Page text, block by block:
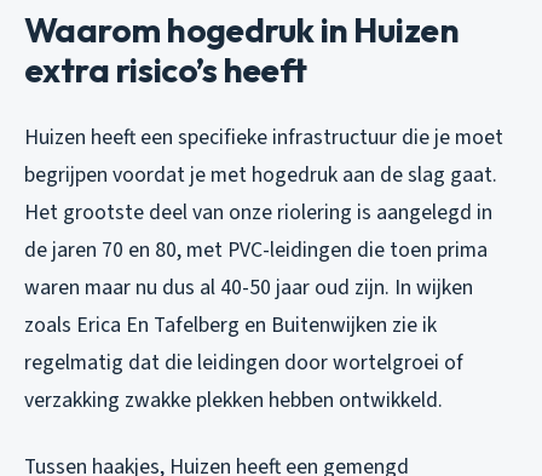
Waarom hogedruk in Huizen
extra risico’s heeft
Huizen heeft een specifieke infrastructuur die je moet
begrijpen voordat je met hogedruk aan de slag gaat.
Het grootste deel van onze riolering is aangelegd in
de jaren 70 en 80, met PVC-leidingen die toen prima
waren maar nu dus al 40-50 jaar oud zijn. In wijken
zoals Erica En Tafelberg en Buitenwijken zie ik
regelmatig dat die leidingen door wortelgroei of
verzakking zwakke plekken hebben ontwikkeld.
Tussen haakjes, Huizen heeft een gemengd